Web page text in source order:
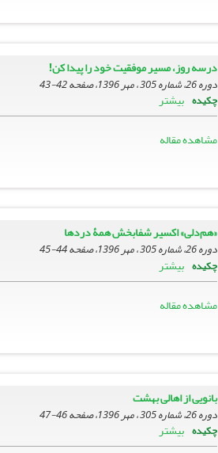
درسه روز، مسیر موفقیت خود را پیدا کن!
دوره 26، شماره 305 ، مهر 1396، صفحه
42-43
چکیده بیشتر
مشاهده مقاله
«هم‌دلی» اکسیر شفابخش همۀ دردها
دوره 26، شماره 305 ، مهر 1396، صفحه
44-45
چکیده بیشتر
مشاهده مقاله
بانویی از اهالی بهشت
دوره 26، شماره 305 ، مهر 1396، صفحه
46-47
چکیده بیشتر